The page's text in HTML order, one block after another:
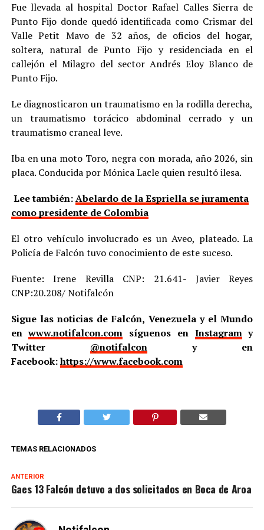
Fue llevada al hospital Doctor Rafael Calles Sierra de
Punto Fijo donde quedó identificada como Crismar del
Valle Petit Mavo de 32 años, de oficios del hogar,
soltera, natural de Punto Fijo y residenciada en el
callejón el Milagro del sector Andrés Eloy Blanco de
Punto Fijo.
Le diagnosticaron un traumatismo en la rodilla derecha,
un traumatismo torácico abdominal cerrado y un
traumatismo craneal leve.
Iba en una moto Toro, negra con morada, año 2026, sin
placa. Conducida por Mónica Lacle quien resultó ilesa.
Lee también:Abelardo de la Espriella se juramenta
como presidente de Colombia
El otro vehículo involucrado es un Aveo, plateado. La
Policía de Falcón tuvo conocimiento de este suceso.
Fuente: Irene Revilla CNP: 21.641- Javier Reyes
CNP:20.208/ Notifalcón
Sigue las noticias de Falcón, Venezuela y el Mundo
enwww.notifalcon.com síguenos en Instagramy
Twitter @notifalcony en
Facebook:https://www.facebook.com
TEMAS RELACIONADOS
ANTERIOR
Gaes 13 Falcón detuvo a dos solicitados en Boca de Aroa